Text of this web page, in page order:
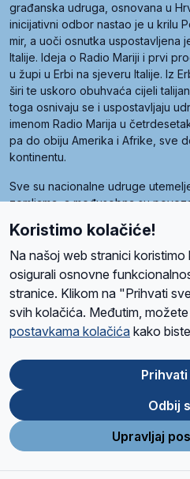
građanska udruga, osnovana u
inicijativni odbor nastao je u krilu
mir, a uoči osnutka uspostavljena
Italije. Ideja o Radio Mariji i prvi
u župi u Erbi na sjeveru Italije. Iz
širi te uskoro obuhvaća cijeli
toga osnivaju se i uspostavljaju
imenom Radio Marija u
pa do obiju Amerika i Afrike, sve
kontinentu.
Sve su nacionalne udruge
zemljama, a međusobna su
Radio Maria). Svjetsku obitelj
kojima je i hrvatska Udruga Radio
O namaRadio ProgramVolonteri
Ova stranica je zaštićena
Store
Google
Play
Koristimo kolačiće!
Na našoj web stranici
osigurali osnovne
stranice. Klikom na "Prihvati
svih kolačića. Međutim,
postavkama kolačića kako
Odbij
Upravljaj